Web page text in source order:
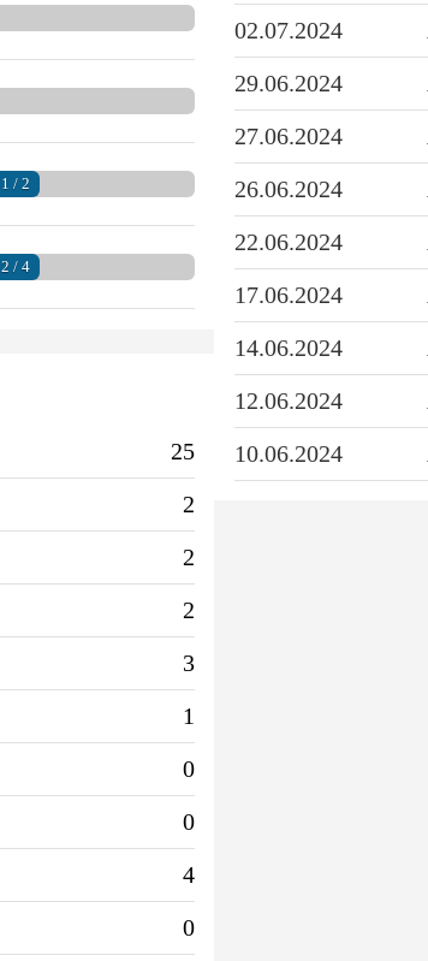
1 / 2
2 / 4
25
2
2
2
3
1
0
0
4
0
02.07.2024
29.06.2024
27.06.2024
26.06.2024
22.06.2024
17.06.2024
14.06.2024
12.06.2024
10.06.2024